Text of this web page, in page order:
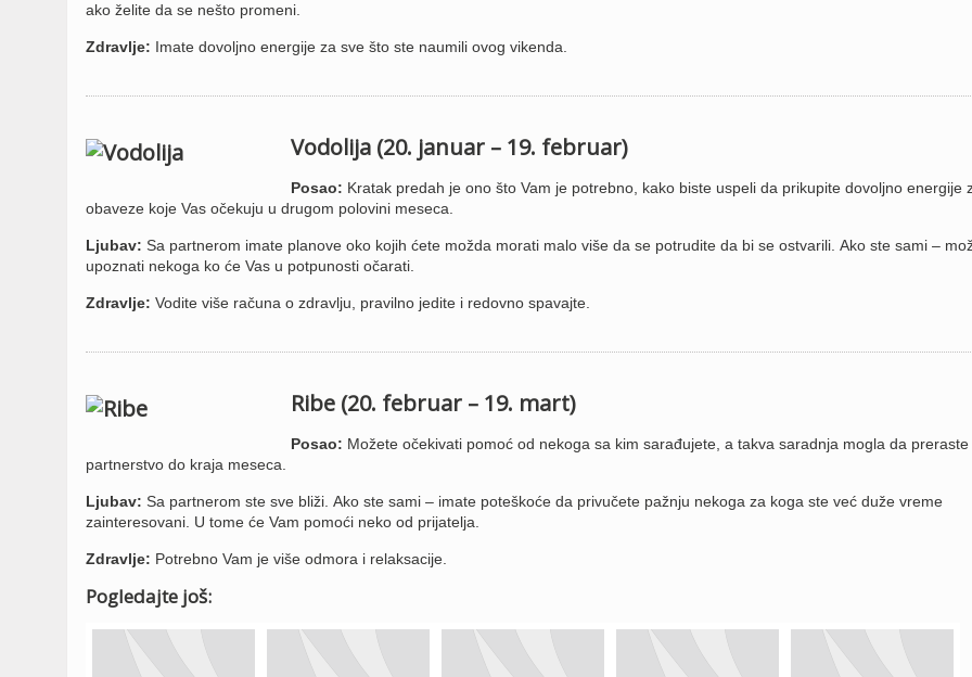
ako želite da se nešto promeni.
Zdravlje: Imate dovoljno energije za sve što ste naumili ovog vikenda.
Vodolija (20. januar – 19. februar)
Posao: Kratak predah je ono što Vam je potrebno, kako biste uspeli da prikupite dovoljno energije
obaveze koje Vas očekuju u drugom polovini meseca.
Ljubav: Sa partnerom imate planove oko kojih ćete možda morati malo više da se potrudite da bi se ostvarili. Ako ste sami –
upoznati nekoga ko će Vas u potpunosti očarati.
Zdravlje: Vodite više računa o zdravlju, pravilno jedite i redovno spavajte.
Ribe (20. februar – 19. mart)
Posao: Možete očekivati pomoć od nekoga sa kim sarađujete, a takva saradnja mogla da preraste
partnerstvo do kraja meseca.
Ljubav: Sa partnerom ste sve bliži. Ako ste sami – imate poteškoće da privučete pažnju nekoga za koga ste već duže vreme
zainteresovani. U tome će Vam pomoći neko od prijatelja.
Zdravlje: Potrebno Vam je više odmora i relaksacije.
Pogledajte još: